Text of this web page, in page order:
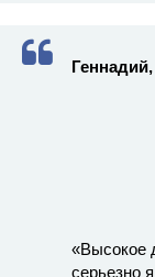
«Высокое
серьезно